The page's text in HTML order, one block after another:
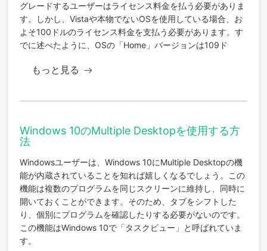
グレードするユーザーはライセンス料金を払う必要がありま
す。しかし、Vistaや本物でないOSを使用している場合、お
よそ100ドルのライセンス料金を支払う必要があります。す
でに述べたように、OSの「Home」バージョンは109ド
もっと見る
Windows 10のMultiple Desktopを使用する方
法
Windowsユーザーは、Windows 10にMultiple Desktopの機
能が内蔵されていることを知れば嬉しくなるでしょう。この
機能は複数のプログラムを同じスクリーンに維持し、同時に
開いておくことができます。そのため、タブをシフトした
り、個別にプログラムを確認したりする必要がないのです。
この機能はWindows 10で「タスクビュー」と呼ばれていま
す。